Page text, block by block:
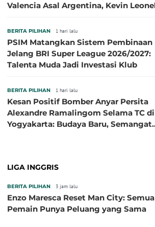
Valencia Asal Argentina, Kevin Leonel
BERITA PILIHAN 1 hari lalu
PSIM Matangkan Sistem Pembinaan
Jelang BRI Super League 2026/2027:
Talenta Muda Jadi Investasi Klub
BERITA PILIHAN 1 hari lalu
Kesan Positif Bomber Anyar Persita
Alexandre Ramalingom Selama TC di
Yogyakarta: Budaya Baru, Semangat
LIGA INGGRIS
BERITA PILIHAN 3 jam lalu
Enzo Maresca Reset Man City: Semua
Pemain Punya Peluang yang Sama